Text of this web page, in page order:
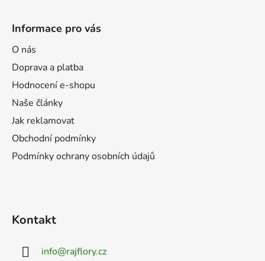
Informace pro vás
O nás
Doprava a platba
Hodnocení e-shopu
Naše články
Jak reklamovat
Obchodní podmínky
Podmínky ochrany osobních údajů
Kontakt
info@rajflory.cz